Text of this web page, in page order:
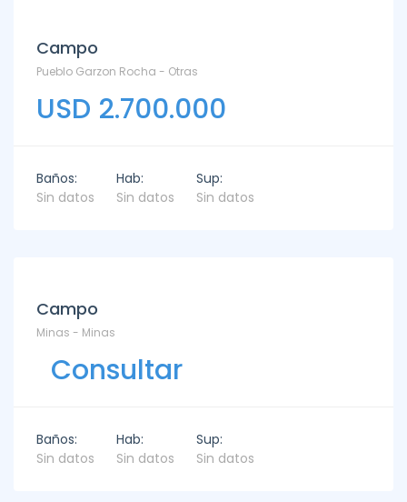
Campo
Pueblo Garzon Rocha - Otras
USD 2.700.000
Baños:
Sin datos
Hab:
Sin datos
Sup:
Sin datos
Campo
Minas - Minas
Consultar
Baños:
Sin datos
Hab:
Sin datos
Sup:
Sin datos